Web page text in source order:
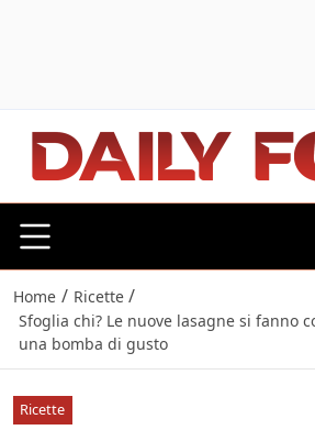
Home / Ricette /
Sfoglia chi? Le nuove lasagne si fanno
una bomba di gusto
Ricette